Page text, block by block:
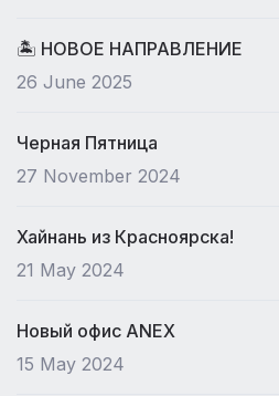
🏝 НОВОЕ НАПРАВЛЕНИЕ
26 June 2025
Черная Пятница
27 November 2024
Хайнань из Красноярска!
21 May 2024
Новый офис ANEX
15 May 2024